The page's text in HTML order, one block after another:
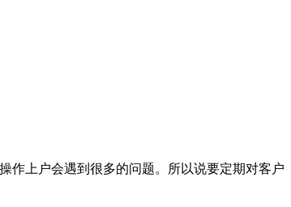
作上户会遇到很多的问题。所以说要定期对客户